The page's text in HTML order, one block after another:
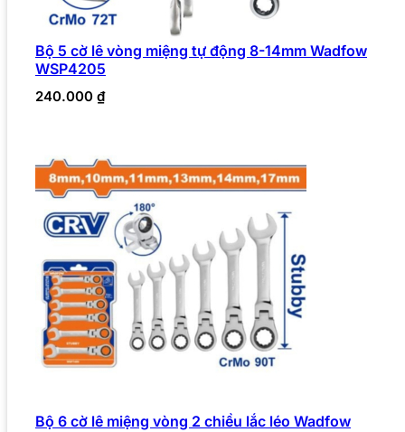
Bộ 5 cờ lê vòng miệng tự động 8-14mm Wadfow
WSP4205
240.000 ₫
Bộ 6 cờ lê miệng vòng 2 chiều lắc léo Wadfow